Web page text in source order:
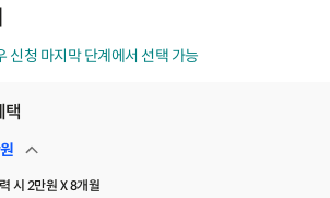
신청 마지막 단계에서 선택 가능
택
시 2만원 X 8개월